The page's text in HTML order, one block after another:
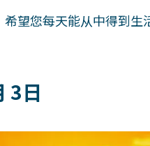
望您每天能从中得到生
3日